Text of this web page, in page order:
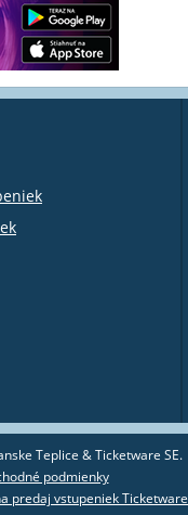
Teplice & Ticketware SE.
podmienky
predaj vstupeniek Ticketware